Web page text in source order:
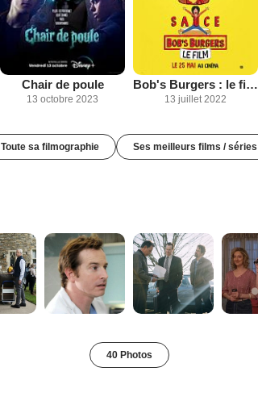
Chair de poule
13 octobre 2023
Bob's Burgers : le film
13 juillet 2022
Toute sa filmographie Ses meilleurs films / séries
40 Photos